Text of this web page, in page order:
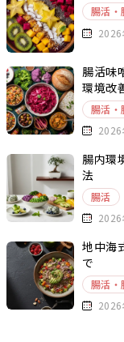
腸活・
2026
腸活味
環境改
腸活・
2026
腸内環
法
腸活
2026
地中海
で
腸活・
2026